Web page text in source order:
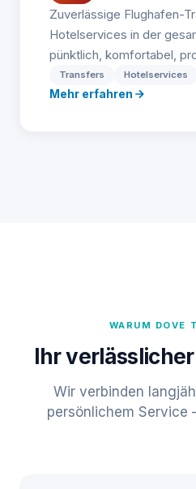
Zuverlässige Flughafen-
Hotelservices in der
pünktlich, komfortabel,
Transfers Hotelservices
Mehr erfahren
WARUM DOVE
Ihr
Wir verbinden
persönlichem Service